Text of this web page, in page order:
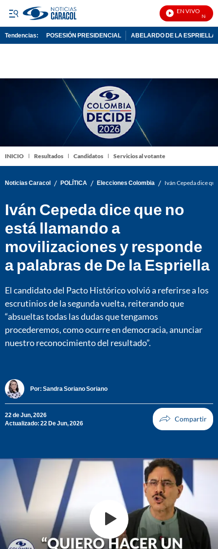
EN VIVO
Tendencias: POSESIÓN PRESIDENCIAL ABELARDO DE LA ESPRIELLA
INICIO Resultados Candidatos Servicios al votante
Noticias Caracol / POLÍTICA / Elecciones Colombia / Iván Cepeda dice
Iván Cepeda dice que no
está llamando a
movilizaciones y responde
a palabras de De la Espriella
El candidato del Pacto Histórico volvió a referirse a los
escrutinios de la segunda vuelta, reiterando que
“absueltas todas las dudas que tengamos
procederemos, como ocurre en democracia, anunciar
nuestro reconocimiento del resultado”.
Por: Sandra Soriano Soriano
22 de Jun, 2026
Actualizado: 22 De Jun, 2026